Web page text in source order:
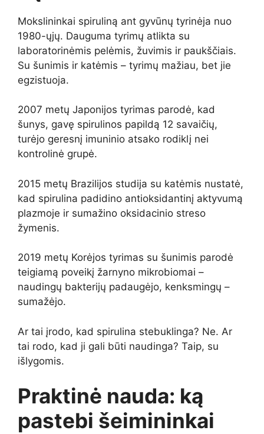
Mokslininkai spiruliną ant gyvūnų tyrinėja nuo
1980-ųjų. Dauguma tyrimų atlikta su
laboratorinėmis pelėmis, žuvimis ir paukščiais.
Su šunimis ir katėmis – tyrimų mažiau, bet jie
egzistuoja.
2007 metų Japonijos tyrimas parodė, kad
šunys, gavę spirulinos papildą 12 savaičių,
turėjo geresnį imuninio atsako rodiklį nei
kontrolinė grupė.
2015 metų Brazilijos studija su katėmis nustatė,
kad spirulina padidino antioksidantinį aktyvumą
plazmoje ir sumažino oksidacinio streso
žymenis.
2019 metų Korėjos tyrimas su šunimis parodė
teigiamą poveikį žarnyno mikrobiomai –
naudingų bakterijų padaugėjo, kenksmingų –
sumažėjo.
Ar tai įrodo, kad spirulina stebuklinga? Ne. Ar
tai rodo, kad ji gali būti naudinga? Taip, su
išlygomis.
Praktinė nauda: ką
pastebi šeimininkai